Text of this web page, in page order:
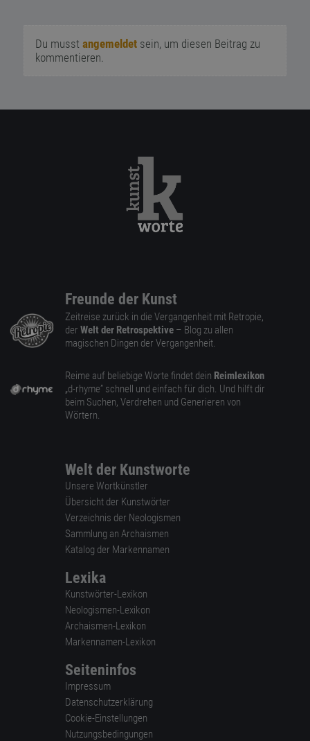
Du musst angemeldetsein, um diesen Beitrag zu
kommentieren.
Freunde der Kunst
Zeitreise zurück in die Vergangenheit mit Retropie,
der Welt der Retrospektive – Blog zu allen
magischen Dingen der Vergangenheit.
Reime auf beliebige Worte findet dein Reimlexikon
„d-rhyme” schnell und einfach für dich. Und hilft dir
beim Suchen, Verdrehen und Generieren von
Wörtern.
Welt der Kunstworte
Unsere Wortkünstler
Übersicht der Kunstwörter
Verzeichnis der Neologismen
Sammlung an Archaismen
Katalog der Markennamen
Lexika
Kunstwörter-Lexikon
Neologismen-Lexikon
Archaismen-Lexikon
Markennamen-Lexikon
Seiteninfos
Impressum
Datenschutzerklärung
Cookie-Einstellungen
Nutzungsbedingungen